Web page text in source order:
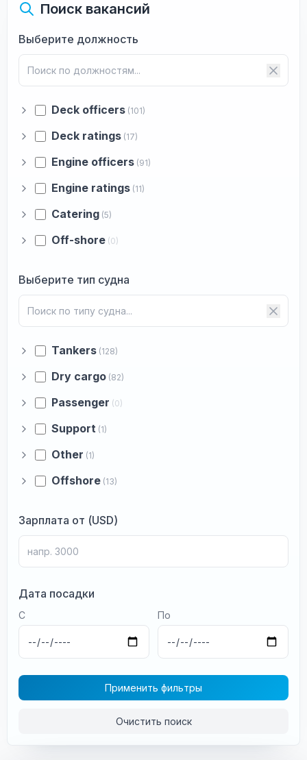
Поиск вакансий
Выберите должность
Deck officers (101)
Deck ratings (17)
Engine officers (91)
Engine ratings (11)
Catering (5)
Off-shore (0)
Выберите тип судна
Tankers (128)
Dry cargo (82)
Passenger (0)
Support (1)
Other (1)
Offshore (13)
Зарплата от (USD)
Дата посадки
С По
Применить фильтры
Очистить поиск